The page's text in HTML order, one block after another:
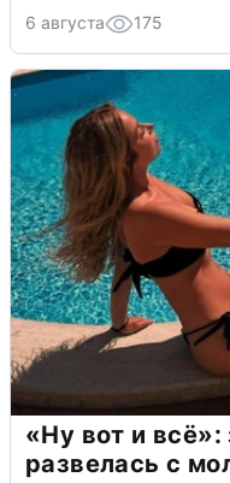
6 августа 175
«Ну вот и
развелась с